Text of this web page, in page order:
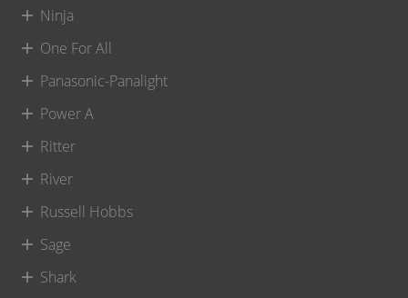
Ninja
One For All
Panasonic-Panalight
Power A
Ritter
River
Russell Hobbs
Sage
Shark